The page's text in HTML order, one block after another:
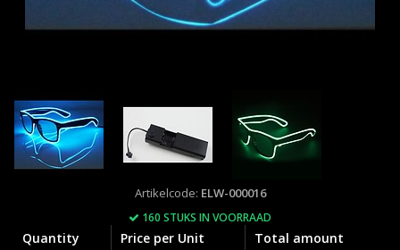
Artikelcode: ELW-000016
160 STUKS IN VOORRAAD
Quantity Price per Unit
Total amount